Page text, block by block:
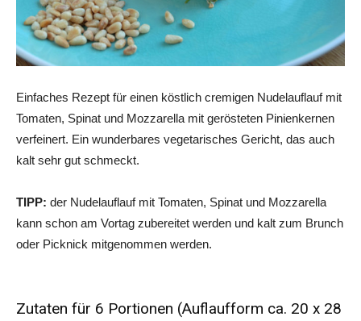
Einfaches Rezept für einen köstlich cremigen Nudelauflauf mit
Tomaten, Spinat und Mozzarella mit gerösteten Pinienkernen
verfeinert. Ein wunderbares vegetarisches Gericht, das auch
kalt sehr gut schmeckt.
TIPP: der Nudelauflauf mit Tomaten, Spinat und Mozzarella
kann schon am Vortag zubereitet werden und kalt zum Brunch
oder Picknick mitgenommen werden.
Zutaten für 6 Portionen (Auflaufform ca. 20 x 28